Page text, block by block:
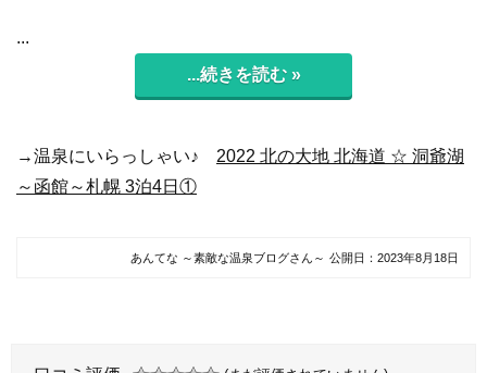
...
...続きを読む »
→温泉にいらっしゃい♪ 2022 北の大地 北海道 ☆ 洞爺湖
～函館～札幌 3泊4日①
あんてな ～素敵な温泉ブログさん～ 公開日： 2023年8月18日